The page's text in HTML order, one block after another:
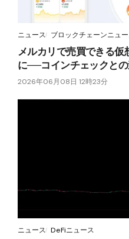
ニュース ブロックチェーンニュ
メルカリで売買できる
に──コインチェックと
2026年06月08日 12時23分
ニュース DeFiニュース